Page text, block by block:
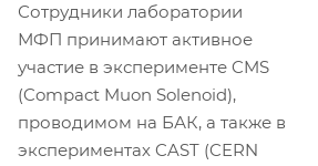
Сотрудники лаборатории
МФП принимают активное
участие в эксперименте CMS
(Compact Muon Solenoid),
проводимом на БАК, а также в
экспериментах CAST (CERN